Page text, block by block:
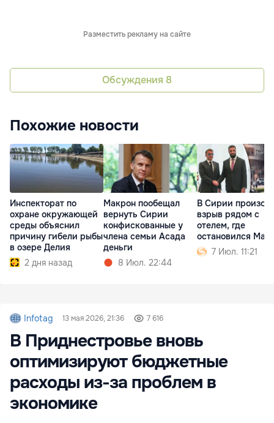
Разместить рекламу на сайте
Обсуждения 8
Похожие новости
Инспекторат по
охране окружающей
среды объяснил
причину гибели рыбы
в озере Делия
2 дня назад
Макрон пообещал
вернуть Сирии
конфискованные у
члена семьи Асада
деньги
8 Июл. 22:44
В Сирии
взрыв рядом с
отелем, где
остановился
7 Июл. 11:21
Infotag 13 мая 2026, 21:36 7 616
В Приднестровье вновь
оптимизируют бюджетные
расходы из-за проблем в
экономике